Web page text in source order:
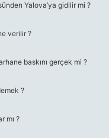
Yalova’ya gidilir mi ?
verilir ?
baskını gerçek mi ?
?
mı ?